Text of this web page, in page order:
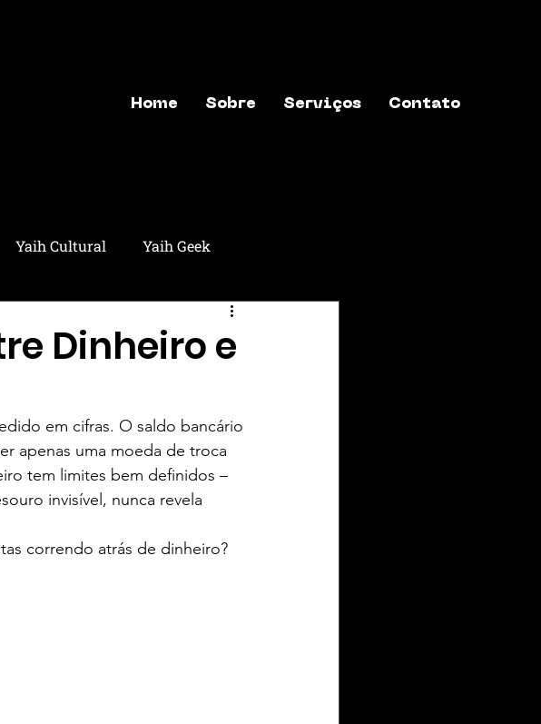
Home Sobre Serviços Contato
Yaih Cultural Yaih Geek
Alimentos
Dinheiro e
em cifras. O saldo bancário
apenas uma moeda de troca
tem limites bem definidos –
invisível, nunca revela
correndo atrás de dinheiro?